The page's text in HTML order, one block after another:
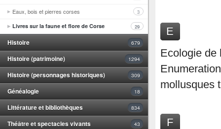
Eaux, bois et pierres corses 3
Livres sur la faune et flore de Corse 29
Histoire 679
Histoire (patrimoine) 1294
Histoire (personnages historiques) 309
Généalogie 18
Littérature et bibliothèques 834
Théâtre et spectacles vivants 43
E
Ecologie de
mollusques
F